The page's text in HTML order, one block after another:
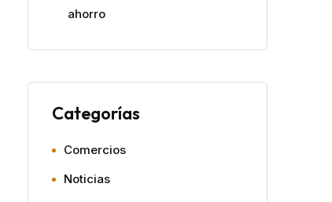
ahorro
Categorías
Comercios
Noticias